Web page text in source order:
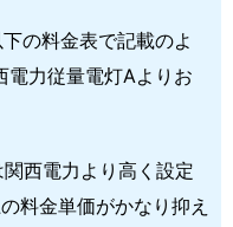
の料金表で記載のよ
電力従量電灯Aよりお
西電力より高く設定
料金単価がかなり抑え